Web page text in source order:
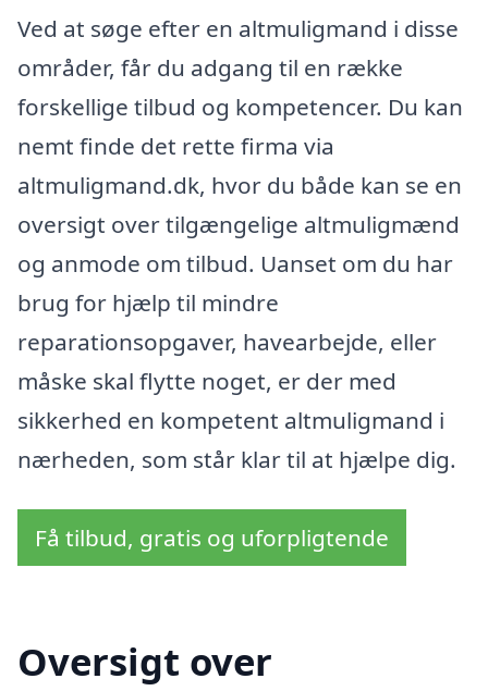
Ved at søge efter en altmuligmand i disse
områder, får du adgang til en række
forskellige tilbud og kompetencer. Du kan
nemt finde det rette firma via
altmuligmand.dk, hvor du både kan se en
oversigt over tilgængelige altmuligmænd
og anmode om tilbud. Uanset om du har
brug for hjælp til mindre
reparationsopgaver, havearbejde, eller
måske skal flytte noget, er der med
sikkerhed en kompetent altmuligmand i
nærheden, som står klar til at hjælpe dig.
Få tilbud, gratis og uforpligtende
Oversigt over